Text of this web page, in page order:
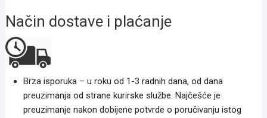
Način dostave i plaćanje
Brza isporuka – u roku od 1-3 radnih dana, od dana
preuzimanja od strane kurirske službe. Najčešće je
preuzimanje nakon dobijene potvrde o poručivanju istog